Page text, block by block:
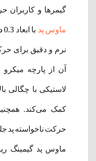
گیمرها و
ماوس پد با ابعاد 0.3 در 41 در 94 سانتی متر
نرم و دقیق برای
آن از پارچه
لاستیکی با چگالی
کمک می‌کند.
حرکت ناخواسته پد